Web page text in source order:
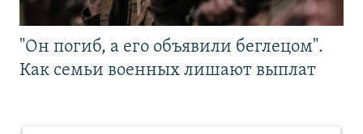
"Он погиб, а его объявили беглецом".
Как семьи военных лишают выплат